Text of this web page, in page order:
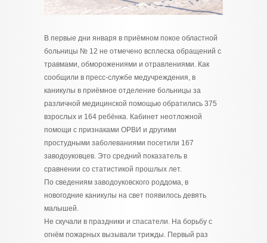
В первые дни января в приёмном покое областной
больницы № 12 не отмечено всплеска обращений с
травмами, обморожениями и отравлениями. Как
сообщили в пресс-службе медучреждения, в
каникулы в приёмное отделение больницы за
различной медицинской помощью обратились 375
взрослых и 164 ребёнка. Кабинет неотложной
помощи с признаками ОРВИ и другими
простудными заболеваниями посетили 167
заводоуковцев. Это средний показатель в
сравнении со статистикой прошлых лет.
По сведениям заводоуковского роддома, в
новогодние каникулы на свет появилось девять
малышей.
Не скучали в праздники и спасатели. На борьбу с
огнём пожарных вызывали трижды. Первый раз